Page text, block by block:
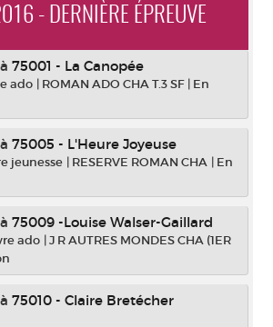
- DERNIÈRE ÉPREUVE
75001 - La Canopée
ado | ROMAN ADO CHA T.3 SF | En
75005 - L'Heure Joyeuse
jeunesse | RESERVE ROMAN CHA | En
75009 -Louise Walser-Gaillard
ado |J R AUTRES MONDES CHA (1ER
75010 - Claire Bretécher